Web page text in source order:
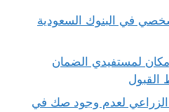
في البنوك السعودية
لمستفيدي الضمان
القبول
لعدم وجود صك في